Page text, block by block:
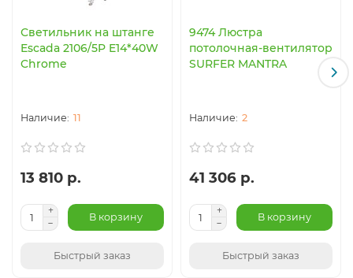
Светильник на штанге
Escada 2106/5P E14*40W
Chrome
11
13 810 р.
В корзину
Быстрый заказ
9474 Люстра
потолочная-вентилятор
SURFER MANTRA
2
41 306 р.
В корзину
Быстрый заказ